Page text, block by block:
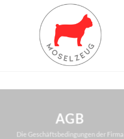
AGB
Die Geschäftsbedingungen der Firma